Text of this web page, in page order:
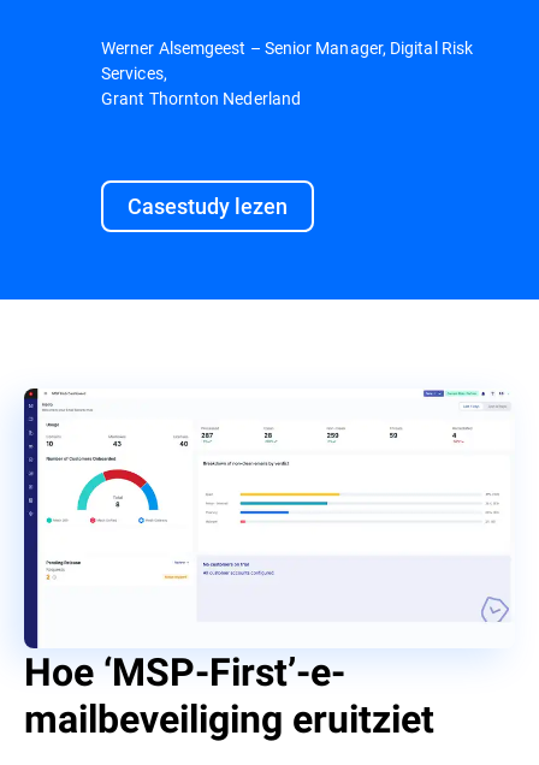
Werner Alsemgeest – Senior Manager, Digital Risk
Services,
Grant Thornton Nederland
Casestudy lezen
Hoe ‘MSP-First’-e-
mailbeveiliging eruitziet